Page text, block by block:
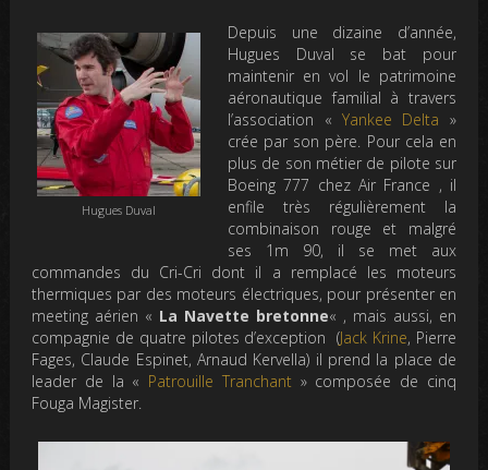
Hugues Duval
Depuis une dizaine d’année,
Hugues Duval se bat pour
maintenir en vol le patrimoine
aéronautique familial à travers
l’association « Yankee Delta »
crée par son père. Pour cela en
plus de son métier de pilote sur
Boeing 777 chez Air France , il
enfile très régulièrement la
combinaison rouge et malgré
ses 1m 90, il se met aux
commandes du Cri-Cri dont il a remplacé les moteurs
thermiques par des moteurs électriques, pour présenter en
meeting aérien « La Navette bretonne« , mais aussi, en
compagnie de quatre pilotes d’exception (Jack Krine, Pierre
Fages, Claude Espinet, Arnaud Kervella) il prend la place de
leader de la « Patrouille Tranchant » composée de cinq
Fouga Magister.